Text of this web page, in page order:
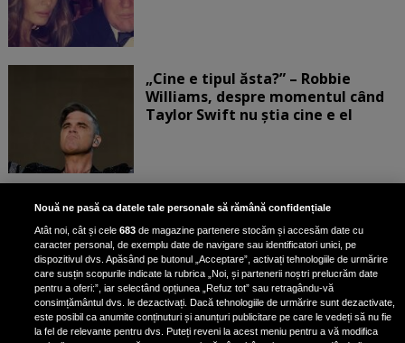
„Cine e tipul ăsta?” – Robbie
Williams, despre momentul când
Taylor Swift nu știa cine e el
Bruce Dickinson, solistul trupei
Iron Maiden, şi-a arătat talentul
de scrimer la un concurs în Franţa
Nicki Minaj, acuzată de agresiune
Nouă ne pasă ca datele tale personale să rămână confidențiale
Atât noi, cât și cele683 de magazine partenere stocăm și accesăm date cu
caracter personal, de exemplu date de navigare sau identificatori unici, pe
dispozitivul dvs. Apăsând pe butonul „Acceptare”, activați tehnologiile de urmărire
care susțin scopurile indicate la rubrica „Noi, și partenerii noștri prelucrăm date
pentru a oferi:”, iar selectând opțiunea „Refuz tot” sau retragându-vă
consimțământul dvs. le dezactivați. Dacă tehnologiile de urmărire sunt dezactivate,
este posibil ca anumite conținuturi și anunțuri publicitare pe care le vedeți să nu fie
la fel de relevante pentru dvs. Puteți reveni la acest meniu pentru a vă modifica